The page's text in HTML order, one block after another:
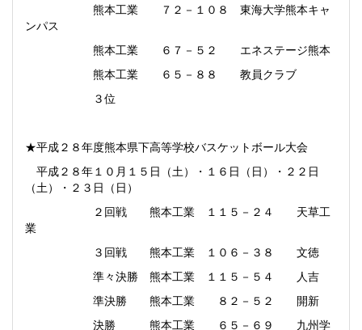
熊本工業 ７２－１０８ 東海大学熊本キャ
ンパス
熊本工業 ６７－５２ エネステージ熊本
熊本工業 ６５－８８ 教員クラブ
３位
★平成２８年度熊本県下高等学校バスケットボール大会
平成２８年１０月１５日（土）・１６日（日）・２２日
（土）・２３日（日）
２回戦 熊本工業 １１５－２４ 天草工
業
３回戦 熊本工業 １０６－３８ 文徳
準々決勝 熊本工業 １１５－５４ 人吉
準決勝 熊本工業 ８２－５２ 開新
決勝 熊本工業 ６５－６９ 九州学